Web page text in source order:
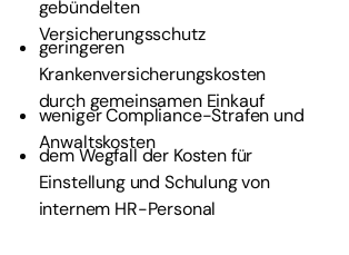
gebündelten
Versicherungsschutz
geringeren
Krankenversicherungskosten
durch gemeinsamen Einkauf
weniger Compliance-Strafen und
Anwaltskosten
dem Wegfall der Kosten für
Einstellung und Schulung von
internem HR-Personal